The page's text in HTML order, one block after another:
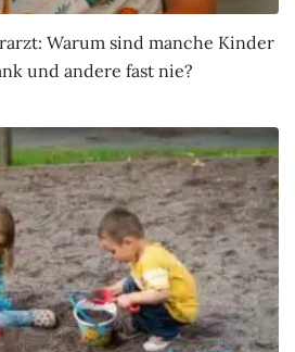
Warum sind manche Kinder
und andere fast nie?